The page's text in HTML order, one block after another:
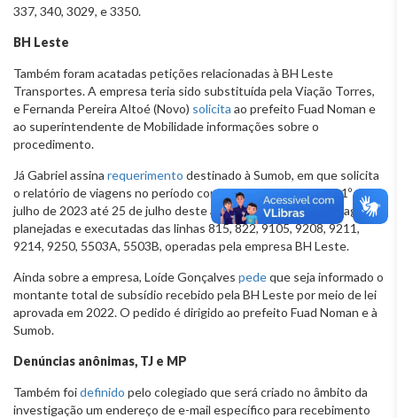
337, 340, 3029, e 3350.
BH Leste
Também foram acatadas petições relacionadas à BH Leste
Transportes. A empresa teria sido substituída pela Viação Torres,
e Fernanda Pereira Altoé (Novo) solicita ao prefeito Fuad Noman e
ao superintendente de Mobilidade informações sobre o
procedimento.
Já Gabriel assina requerimento destinado à Sumob, em que solicita
o relatório de viagens no período compreendido entre o dia 1º de
julho de 2023 até 25 de julho deste ano, com a relação das viagens
planejadas e executadas das linhas 815, 822, 9105, 9208, 9211,
9214, 9250, 5503A, 5503B, operadas pela empresa BH Leste.
Ainda sobre a empresa, Loíde Gonçalves pedeque seja informado o
montante total de subsídio recebido pela BH Leste por meio de lei
aprovada em 2022. O pedido é dirigido ao prefeito Fuad Noman e à
Sumob.
Denúncias anônimas, TJ e MP
Também foidefinido pelo colegiado que será criado no âmbito da
investigação um endereço de e-mail específico para recebimento